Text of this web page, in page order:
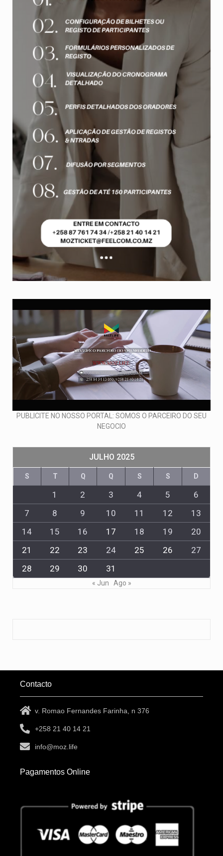
PUBLICITE NO NOSSO PORTAL: SOMOS O PARCEIRO DO SEU
NEGOCIO
JULHO 2025
S T Q Q S S D
1 2 3 4 5
6
7
8 9 10 11 12
13
14
15 16 17 18 19
20
21
22 23 24 25 26
27
28
29 30 31
« Jun Ago »
Contacto
v. Romao Fernandes Farinha, n 376
+258 21 40 14 21
info@moz.life
Pagamentos Online